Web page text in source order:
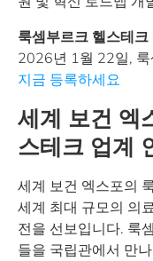
룩셈부르크 헬스테
2026년 1월 22일,
지금 등록하세요
세계 보건 엑
스테크 업계
세계 보건 엑스포의
세계 최대 규모의 의
전을 선보입니다. 룩
들을 국립관에서 만